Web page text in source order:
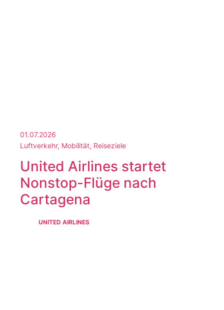
01.07.2026
Luftverkehr, Mobilität, Reiseziele
United Airlines startet
Nonstop-Flüge nach
Cartagena
UNITED AIRLINES